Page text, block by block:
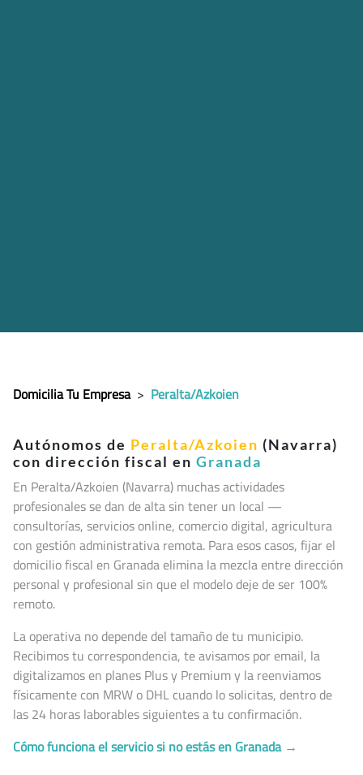
Domicilia Tu Empresa > Peralta/Azkoien
Autónomos de Peralta/Azkoien (Navarra)
con dirección fiscal en Granada
En Peralta/Azkoien (Navarra) muchas actividades
profesionales se dan de alta sin tener un local —
consultorías, servicios online, comercio digital, agricultura
con gestión administrativa remota. Para esos casos, fijar el
domicilio fiscal en Granada elimina la mezcla entre dirección
personal y profesional sin que el modelo deje de ser 100%
remoto.
La operativa no depende del tamaño de tu municipio.
Recibimos tu correspondencia, te avisamos por email, la
digitalizamos en planes Plus y Premium y la reenviamos
físicamente con MRW o DHL cuando lo solicitas, dentro de
las 24 horas laborables siguientes a tu confirmación.
Cómo funciona el servicio si no estás en Granada →